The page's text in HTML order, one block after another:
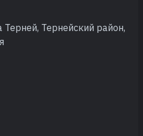
Терней, Тернейский район,